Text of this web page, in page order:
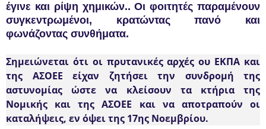
έγινε και ρίψη χημικών.. Οι φοιτητές παραμένουν
συγκεντρωμένοι, κρατώντας πανό και
φωνάζοντας συνθήματα.
Σημειώνεται ότι οι πρυτανικές αρχές ου ΕΚΠΑ και
της ΑΣΟΕΕ είχαν ζητήσει την συνδρομή της
αστυνομίας ώστε να κλείσουν τα κτήρια της
Νομικής και της ΑΣΟΕΕ και να αποτραπούν οι
καταλήψεις, εν όψει της 17ης Νοεμβρίου.